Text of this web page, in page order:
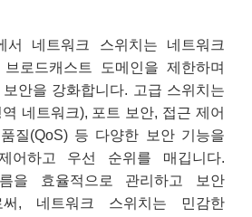
서 네트워크 스위치는 네트워크
로드캐스트 도메인을 제한하며
안을 강화합니다. 고급 스위치는
네트워크), 포트 보안, 접근 제어
질(QoS) 등 다양한 보안 기능을
어하고 우선 순위를 매깁니다.
을 효율적으로 관리하고 보안
써, 네트워크 스위치는 민감한